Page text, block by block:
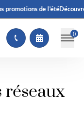
de l’étéDécouvrez nos
()
réseaux